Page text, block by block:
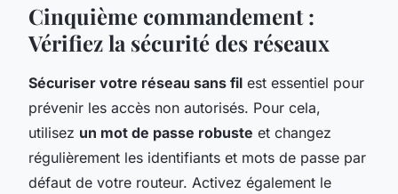
Cinquième commandement :
Vérifiez la sécurité des réseaux
Sécuriser votre réseau sans fil est essentiel pour
prévenir les accès non autorisés. Pour cela,
utilisez un mot de passe robuste et changez
régulièrement les identifiants et mots de passe par
défaut de votre routeur. Activez également le